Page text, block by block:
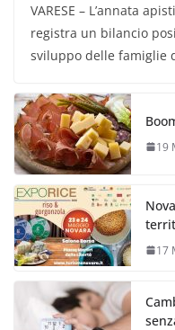
VARESE – L’annata
registra un bilancio
sviluppo delle famiglie
19
17